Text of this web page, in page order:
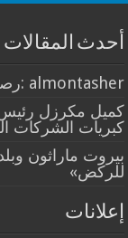
أحدث المقالات
almontasher :رصيف صحافة اليوم السبت 8آب 2026
كبريات الشركات
بيروت ماراثون
للركض»
إعلانات